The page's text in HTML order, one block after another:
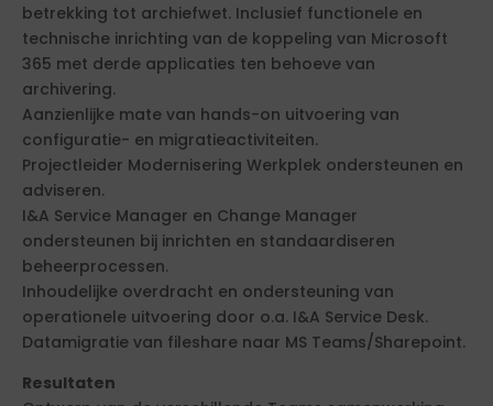
betrekking tot archiefwet. Inclusief functionele en
technische inrichting van de koppeling van Microsoft
365 met derde applicaties ten behoeve van
archivering.
Aanzienlijke mate van hands-on uitvoering van
configuratie- en migratieactiviteiten.
Projectleider Modernisering Werkplek ondersteunen en
adviseren.
I&A Service Manager en Change Manager
ondersteunen bij inrichten en standaardiseren
beheerprocessen.
Inhoudelijke overdracht en ondersteuning van
operationele uitvoering door o.a. I&A Service Desk.
Datamigratie van fileshare naar MS Teams/Sharepoint.
Resultaten